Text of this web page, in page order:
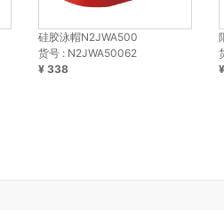
硅胶泳帽N2JWA500
货号 : N2JWA50062
¥ 338